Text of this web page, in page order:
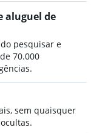
aluguel de
pesquisar e
70.000
sem quaisquer